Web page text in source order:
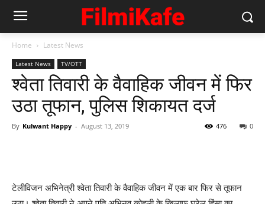
Home Latest News
Latest News TV/OTT
श्‍वेता तिवारी के वैवाहिक जीवन में फिर
उठा तूफान, पुलिस शिकायत दर्ज
By Kulwant Happy - August 13, 2019 0
476
टेलीविजन अभिनेत्री श्‍वेता तिवारी के वैवाहिक जीवन में एक बार फिर से तूफान